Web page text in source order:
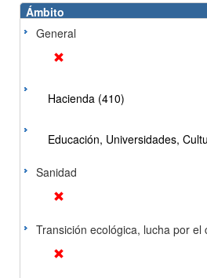
Ámbito
General
Hacienda (410)
Educación, Universidades,
Sanidad
Transición ecológica, lucha por